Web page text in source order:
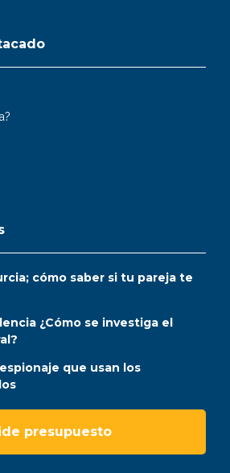
cómo saber si tu pareja te
¿Cómo se investiga el
que usan los
presupuesto